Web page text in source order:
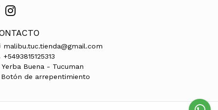
malibu.tuc.tienda@gmail.com
+5493815125313
Yerba Buena - Tucuman
de arrepentimiento